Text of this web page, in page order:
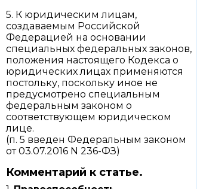
5. К юридическим лицам,
создаваемым Российской
Федерацией на основании
специальных федеральных законов,
положения настоящего Кодекса о
юридических лицах применяются
постольку, поскольку иное не
предусмотрено специальным
федеральным законом о
соответствующем юридическом
лице.
(п. 5 введен Федеральным законом
от 03.07.2016 N 236-ФЗ)
Комментарий к статье.